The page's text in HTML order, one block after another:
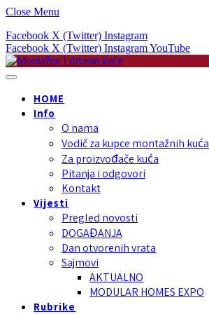
Close Menu
Facebook X (Twitter) Instagram
Facebook X (Twitter) InstagramYouTube
HOME
Info
O nama
Vodič za kupce montažnih kuća
Za proizvođače kuća
Pitanja i odgovori
Kontakt
Vijesti
Pregled novosti
DOGAĐANJA
Dan otvorenih vrata
Sajmovi
AKTUALNO
MODULAR HOMES EXPO
Rubrike